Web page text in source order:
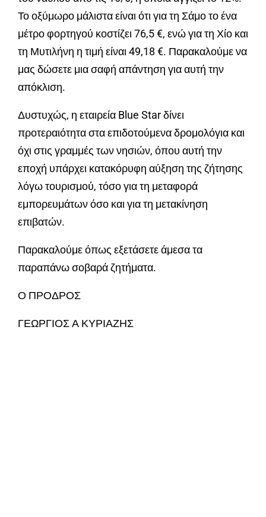
Το οξύμωρο μάλιστα είναι ότι για τη Σάμο το ένα
μέτρο φορτηγού κοστίζει 76,5 €, ενώ για τη Χίο και
τη Μυτιλήνη η τιμή είναι 49,18 €. Παρακαλούμε να
μας δώσετε μια σαφή απάντηση για αυτή την
απόκλιση.
Δυστυχώς, η εταιρεία Blue Star δίνει
προτεραιότητα στα επιδοτούμενα δρομολόγια και
όχι στις γραμμές των νησιών, όπου αυτή την
εποχή υπάρχει κατακόρυφη αύξηση της ζήτησης
λόγω τουρισμού, τόσο για τη μεταφορά
εμπορευμάτων όσο και για τη μετακίνηση
επιβατών.
Παρακαλούμε όπως εξετάσετε άμεσα τα
παραπάνω σοβαρά ζητήματα.
Ο ΠΡΟΔΡΟΣ
ΓΕΩΡΓΙΟΣ Α ΚΥΡΙΑΖΗΣ